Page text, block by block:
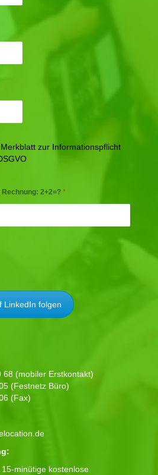
zur Informationspflicht
2+2=? *
LinkedIn folgen
(mobiler Erstkontakt)
(Festnetz Büro)
(Fax)
minütige kostenlose